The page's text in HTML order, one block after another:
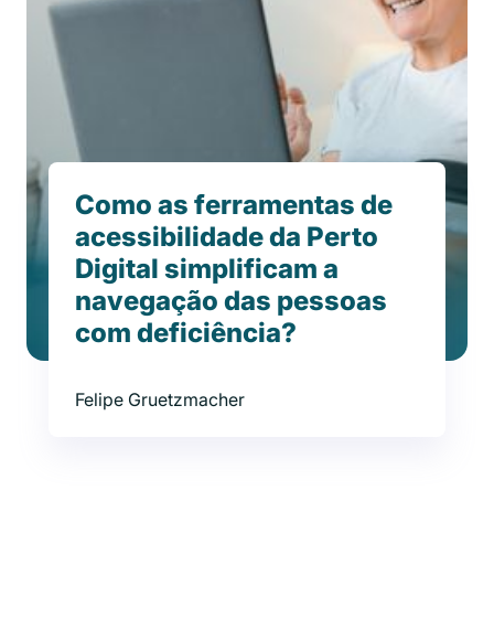
Como as ferramentas de
acessibilidade da Perto
Digital simplificam a
navegação das pessoas
com deficiência?
Felipe Gruetzmacher